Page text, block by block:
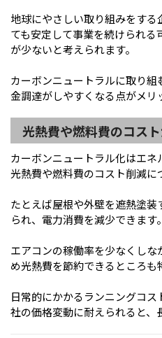
地球にやさしい取り組みをす
ても安定して事業を続けられる
が少ないと考えられます。
カーボンニュートラルに取り
金調達がしやすくなる点がメリ
光熱費や燃料費のコス
カーボンニュートラル化はエネ
光熱費や燃料費のコスト削減に
たとえば屋根や外壁を遮熱塗
られ、電力消費を減少できます。
エアコンの稼働率を少なくし
め光熱費を節約できるところも
日常的にかかるランニングコ
社の価格変動に耐えられると、